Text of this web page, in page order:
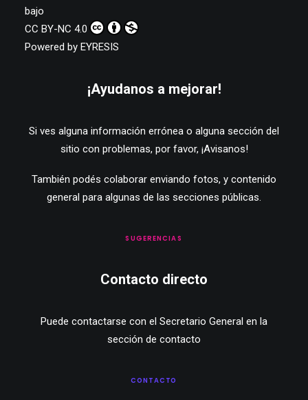
bajo
CC BY-NC 4.0
Powered by EYRESIS
¡Ayudanos a mejorar!
Si ves alguna información errónea o alguna sección del
sitio con problemas, por favor, ¡Avisanos!
También podés colaborar enviando fotos, y contenido
general para algunas de las secciones públicas.
SUGERENCIAS
Contacto directo
Puede contactarse con el Secretario General en la
sección de contacto
CONTACTO